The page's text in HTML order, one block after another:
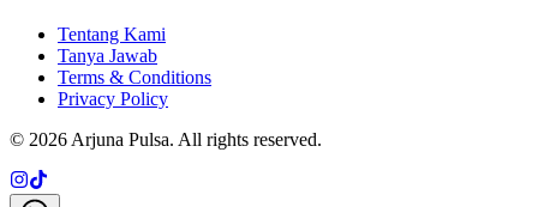
Tentang Kami
Tanya Jawab
Terms & Conditions
Privacy Policy
© 2026 Arjuna Pulsa. All rights reserved.